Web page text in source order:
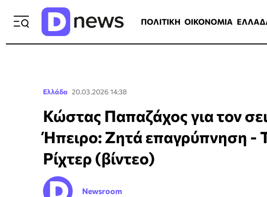
ΠΟΛΙΤΙΚΗ ΟΙΚΟΝΟΜΙΑ
Ελλάδα 20.03.2026 14:38
Κώστας Παπαζάχος για τον
Ήπειρο: Ζητά επαγρύπνηση -
Ρίχτερ (βίντεο)
Newsroom